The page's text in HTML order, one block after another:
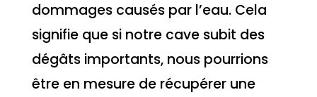
dommages causés par l’eau. Cela
signifie que si notre cave subit des
dégâts importants, nous pourrions
être en mesure de récupérer une